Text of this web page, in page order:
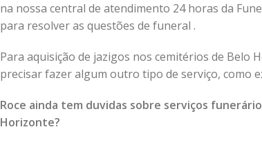
na nossa central de atendimento 24 horas da
para resolver as questões de funeral .
Para aquisição de jazigos nos cemitérios de Belo
precisar fazer algum outro tipo de serviço, como
Roce ainda tem duvidas sobre serviços
Horizonte?